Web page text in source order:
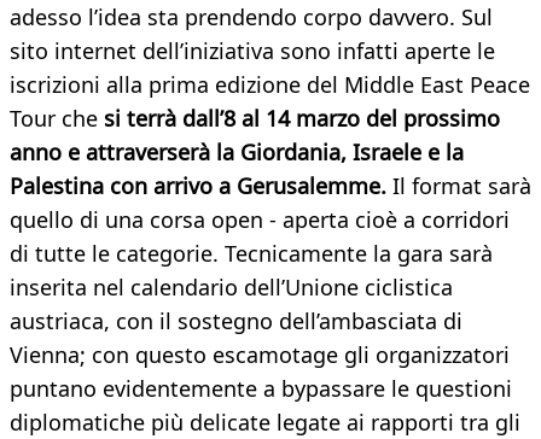
adesso l’idea sta prendendo corpo davvero. Sul
sito internet dell’iniziativa sono infatti aperte le
iscrizioni alla prima edizione del Middle East Peace
Tour che si terrà dall’8 al 14 marzo del prossimo
anno e attraverserà la Giordania, Israele e la
Palestina con arrivo a Gerusalemme. Il format sarà
quello di una corsa open - aperta cioè a corridori
di tutte le categorie. Tecnicamente la gara sarà
inserita nel calendario dell’Unione ciclistica
austriaca, con il sostegno dell’ambasciata di
Vienna; con questo escamotage gli organizzatori
puntano evidentemente a bypassare le questioni
diplomatiche più delicate legate ai rapporti tra gli